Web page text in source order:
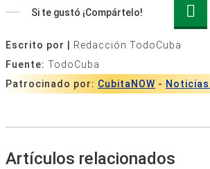
Si te gustó ¡Compártelo!
Escrito por |
Redacción TodoCuba
Fuente: TodoCuba
Patrocinado por: CubitaNOW - Noticias
Artículos relacionados